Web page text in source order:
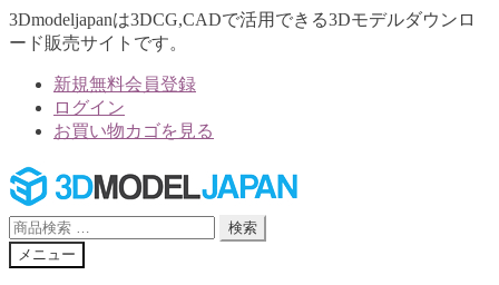
3Dmodeljapanは3DCG,CADで活用できる3Dモデルダウンロ
ード販売サイトです。
新規無料会員登録
ログイン
お買い物カゴを見る
ナ
ビ
ゲ
ー
シ
コ
ン
テ
ン
ツ
検
索
対
検索
メニュー